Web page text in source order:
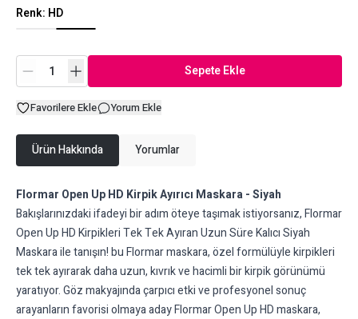
Renk: HD
Sepete Ekle
Favorilere Ekle Yorum Ekle
Ürün Hakkında Yorumlar
Flormar Open Up HD Kirpik Ayırıcı Maskara - Siyah
Bakışlarınızdaki ifadeyi bir adım öteye taşımak istiyorsanız, Flormar
Open Up HD Kirpikleri Tek Tek Ayıran Uzun Süre Kalıcı Siyah
Maskara ile tanışın! bu Flormar maskara, özel formülüyle kirpikleri
tek tek ayırarak daha uzun, kıvrık ve hacimli bir kirpik görünümü
yaratıyor. Göz makyajında çarpıcı etki ve profesyonel sonuç
arayanların favorisi olmaya aday Flormar Open Up HD maskara,